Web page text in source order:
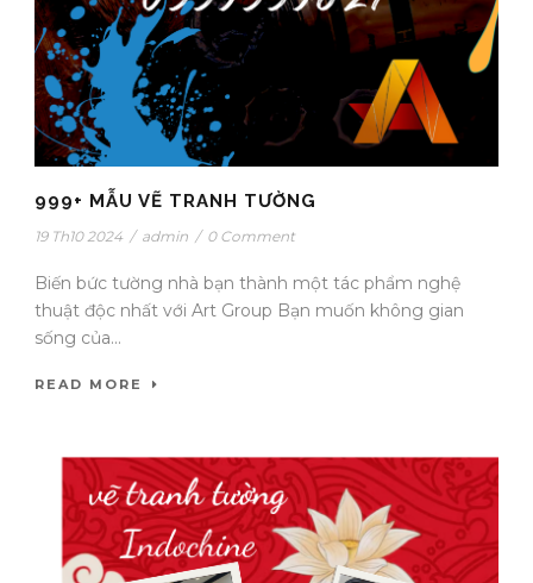
999+ MẪU VẼ TRANH TƯỜNG
19 Th10 2024 / admin / 0 Comment
Biến bức tường nhà bạn thành một tác phẩm nghệ
thuật độc nhất với Art Group Bạn muốn không gian
sống của...
READ MORE